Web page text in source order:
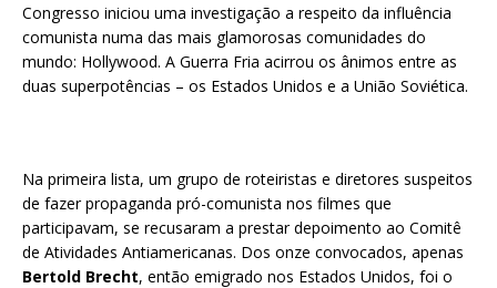
Congresso iniciou uma investigação a respeito da influência
comunista numa das mais glamorosas comunidades do
mundo: Hollywood. A Guerra Fria acirrou os ânimos entre as
duas superpotências – os Estados Unidos e a União Soviética.
Na primeira lista, um grupo de roteiristas e diretores suspeitos
de fazer propaganda pró-comunista nos filmes que
participavam, se recusaram a prestar depoimento ao Comitê
de Atividades Antiamericanas. Dos onze convocados, apenas
Bertold Brecht, então emigrado nos Estados Unidos, foi o